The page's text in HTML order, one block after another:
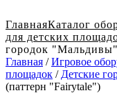
ГлавнаяКаталог
для детских
городок
Главная /Игровое
площадок / Детские
(паттерн "Fairytale")